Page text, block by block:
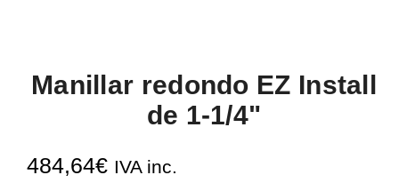
Manillar redondo EZ Install
de 1-1/4"
484,64€ IVA inc.